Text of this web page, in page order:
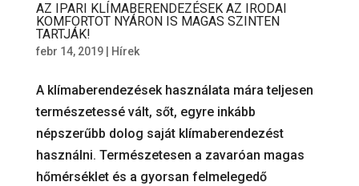
AZ IPARI KLÍMABERENDEZÉSEK AZ IRODAI
KOMFORTOT NYÁRON IS MAGAS SZINTEN
TARTJÁK!
febr 14, 2019| Hírek
A klímaberendezések használata mára teljesen
természetessé vált, sőt, egyre inkább
népszerűbb dolog saját klímaberendezést
használni. Természetesen a zavaróan magas
hőmérséklet és a gyorsan felmelegedő